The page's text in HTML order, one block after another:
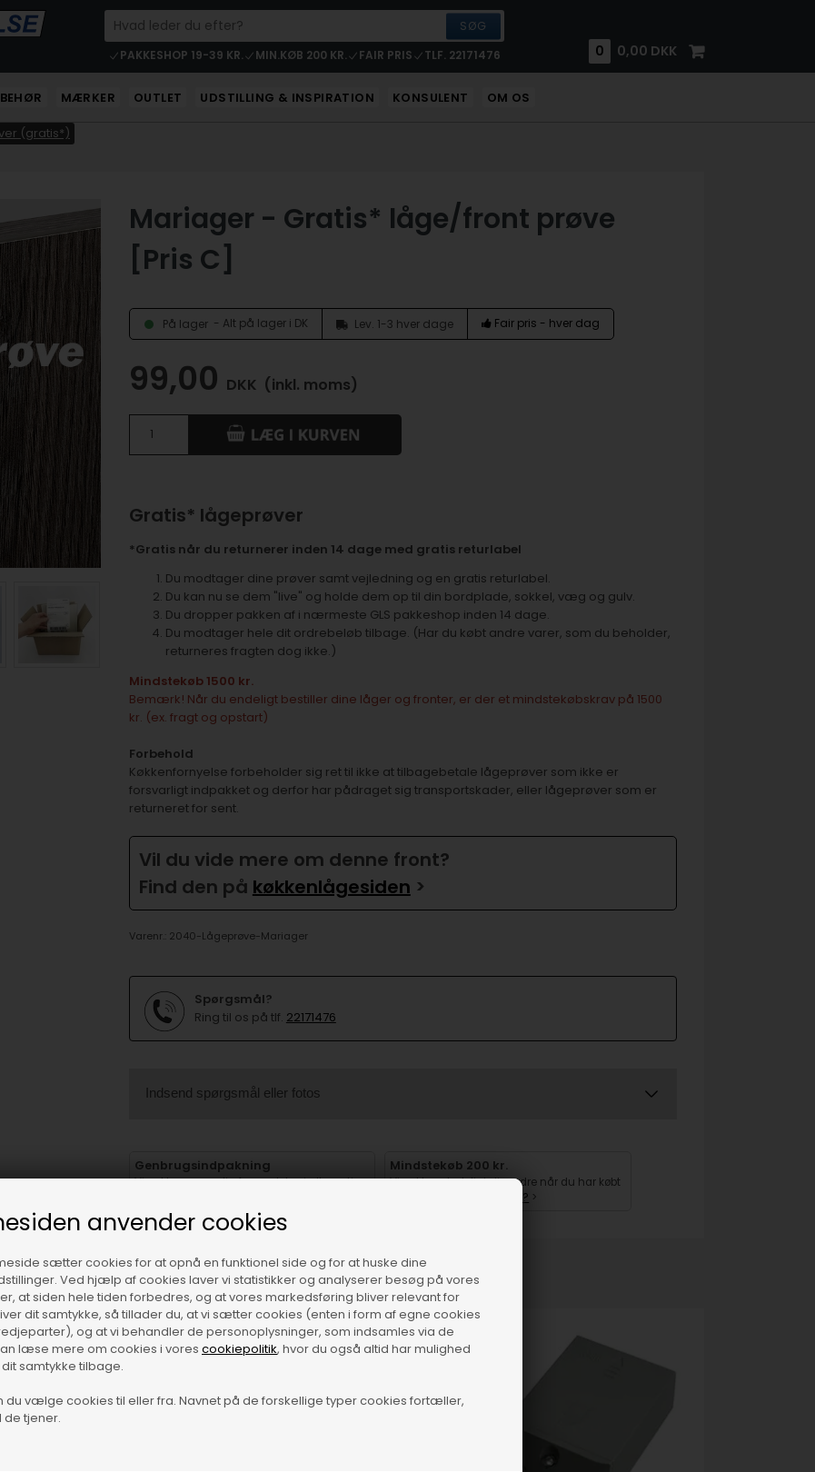
anvender cookies
sætter cookies for at opnå en funktionel side og for at huske dine
Ved hjælp af cookies laver vi statistikker og analyserer besøg på vores
at siden hele tiden forbedres, og at vores markedsføring bliver relevant for
dit samtykke, så tillader du, at vi sætter cookies (enten i form af egne cookies
og at vi behandler de personoplysninger, som indsamles via de
læse mere om cookies i vores cookiepolitik, hvor du også altid har mulighed
samtykke tilbage.
du vælge cookies til eller fra. Navnet på de forskellige typer cookies fortæller,
de tjener.
PAKKESHOP 19-39 KR. MIN.KØB 200 KR. FAIR PRIS TLF. 22171476 0 0,00 DKK
MÆRKER OUTLET UDSTILLING & INSPIRATION KONSULENT OM OS
(gratis*)
Mariager - Gratis* låge/front prøve
[Pris C]
På lager - Alt på lager i DK Lev. 1-3 hver dage Fair pris - hver dag
99,00 DKK (inkl. moms)
Gratis* lågeprøver
*Gratis når du returnerer inden 14 dage med gratis returlabel
Du modtager dine prøver samt vejledning og en gratis returlabel.
Du kan nu se dem "live" og holde dem op til din bordplade, sokkel, væg og gulv.
Du dropper pakken af i nærmeste GLS pakkeshop inden 14 dage.
Du modtager hele dit ordrebeløb tilbage. (Har du købt andre varer, som du beholder,
returneres fragten dog ikke.)
Mindstekøb 1500 kr.
Bemærk! Når du endeligt bestiller dine låger og fronter, er der et mindstekøbskrav på 1500
kr. (ex. fragt og opstart)
Forbehold
Køkkenfornyelse forbeholder sig ret til ikke at tilbagebetale lågeprøver som ikke er
forsvarligt indpakket og derfor har pådraget sig transportskader, eller lågeprøver som er
returneret for sent.
Vil du vide mere om denne front?
Find den på køkkenlågesiden >
Varenr.: 2040-Lågeprøve-Mariager
Spørgsmål?
Ring til os på tlf. 22171476
Indsend spørgsmål eller fotos
Genbrugsindpakning
Vi pakker gerne din forsendelse i alternativ
Mindstekøb 200 kr.
Vi pakker gladeligt din ordre når du har købt
Hvorfor? >